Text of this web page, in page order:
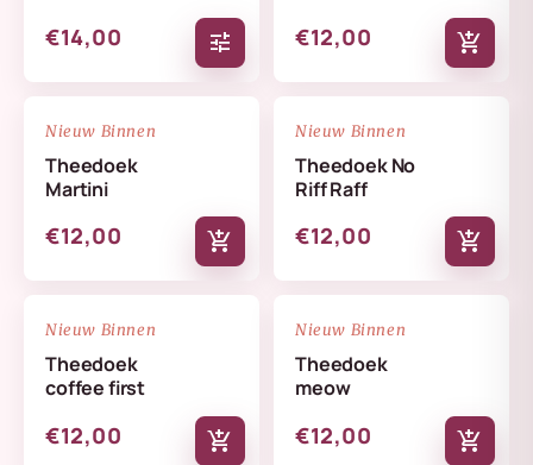
€14,00 tune €12,00 add_shopping_cart
NIEUW
Nieuw Binnen
Theedoek
Martini
€12,00 add_shopping_cart
NIEUW
Nieuw Binnen
Theedoek No
Riff Raff
€12,00 add_shopping_cart
NIEUW
Nieuw Binnen
Theedoek
coffee first
€12,00 add_shopping_cart
NIEUW
Nieuw Binnen
Theedoek
meow
€12,00 add_shopping_cart